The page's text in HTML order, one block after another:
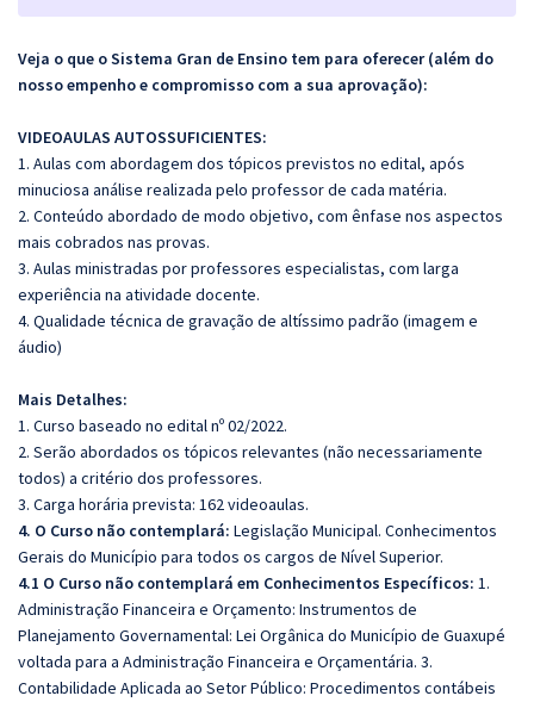
Veja o que o Sistema Gran de Ensino tem para oferecer (além do
nosso empenho e compromisso com a sua aprovação):
VIDEOAULAS AUTOSSUFICIENTES:
1. Aulas com abordagem dos tópicos previstos no edital, após
minuciosa análise realizada pelo professor de cada matéria.
2. Conteúdo abordado de modo objetivo, com ênfase nos aspectos
mais cobrados nas provas.
3. Aulas ministradas por professores especialistas, com larga
experiência na atividade docente.
4. Qualidade técnica de gravação de altíssimo padrão (imagem e
áudio)
Mais Detalhes:
1. Curso baseado no edital nº 02/2022.
2. Serão abordados os tópicos relevantes (não necessariamente
todos) a critério dos professores.
3. Carga horária prevista: 162 videoaulas.
4. O Curso não contemplará: Legislação Municipal. Conhecimentos
Gerais do Município para todos os cargos de Nível Superior.
4.1 O Curso não contemplará em Conhecimentos Específicos: 1.
Administração Financeira e Orçamento: Instrumentos de
Planejamento Governamental: Lei Orgânica do Município de Guaxupé
voltada para a Administração Financeira e Orçamentária. 3.
Contabilidade Aplicada ao Setor Público: Procedimentos contábeis